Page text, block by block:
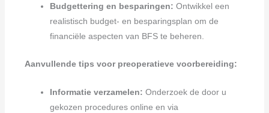
Budgettering en besparingen: Ontwikkel een
realistisch budget- en besparingsplan om de
financiële aspecten van BFS te beheren.
Aanvullende tips voor preoperatieve voorbereiding:
Informatie verzamelen: Onderzoek de door u
gekozen procedures online en via